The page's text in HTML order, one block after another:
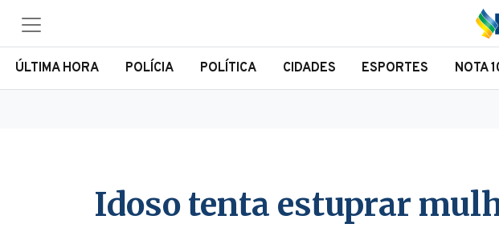
ÚLTIMA HORA POLÍCIA POLÍTICA CIDADES ESPORTES NOTA
Idoso tenta estuprar